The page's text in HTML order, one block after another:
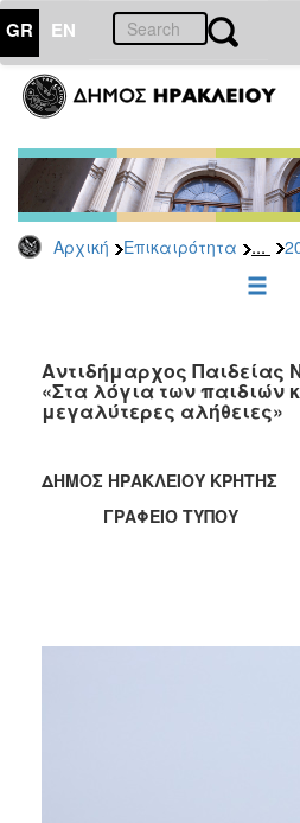
GR EN
Αρχική Επικαιρότητα ...
ΕΠΙΚΑΙΡΟΤΗΤΑ
Τύπου
Αρχείο
2026
2025
2022
2021
2019
2018
2013
Αντιδήμαρχος Παιδείας
«Στα λόγια των παιδιών
μεγαλύτερες αλήθειες»
ΔΗΜΟΣ ΗΡΑΚΛΕΙΟΥ ΚΡΗΤΗΣ
ΓΡΑΦΕΙΟ ΤΥΠΟΥ